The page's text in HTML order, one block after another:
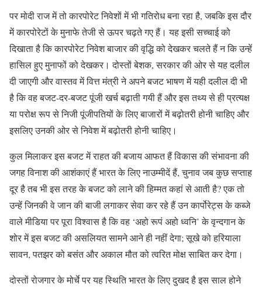
पर मोदी राज में तो कारपोरेट निवेशों में भी गतिरोध बना रहा है, जबकि इस दौर
में कारपोरेटों के मुनाफे तेजी से ऊपर चढ़ते गए हैं। यह इसी सच्चाई को
दिखाता है कि कारपोरेट निवेश बाजार की वृद्धि को देखकर चलते हैं न कि उन्हें
हासिल हुए मुनाफों को देखकर। दोस्तों बेशक, सरकार की ओर से यह दलील
दी जाएगी और वास्तव में वित्त मंत्री ने अपने बजट भाषण में यही दलील दी भी
है कि वह बजट-दर-बजट पूंजी खर्च बढ़ाती गयी हैं और इस तथ्य से ही प्रत्यक्ष
या परोक्ष रूप से निजी पूंजीपतियों के लिए बाजारों में बढ़ोतरी होनी चाहिए और
इसलिए उनकी ओर से निवेश में बढ़ोतरी होनी चाहिए।
कुल मिलाकर इस बजट में राहत की बजाय आफत हैं विकास की संभावना की
जगह विनाश की आशंकाएं हैं भारत के लिए नाउम्मीदें हैं, चुनाव जब कुछ सप्ताह
दूर है तब भी इस तरह के बजट को लाने की हिम्मत कहां से आती है? एक तो
उन्हें जिनकी वे जान की बाजी लगाकर सेवा कर रहे हैं उन कार्पोरेट्स के कब्जे
वाले मीडिया पर पूरा विश्वास है कि वह ‘अहो रूपं अहो ध्वनि’ के वृन्दगान के
शोर में इस बजट की असलियत सामने आने ही नहीं देगा; सूखे को हरियाला
सावन, पतझर को बसंत और अकाल मौत को त्वरित मोक्ष साबित कर देगा।
दोस्तों रोजगार के मोर्चे पर यह स्थिति भारत के लिए दुखद है इस साल होने